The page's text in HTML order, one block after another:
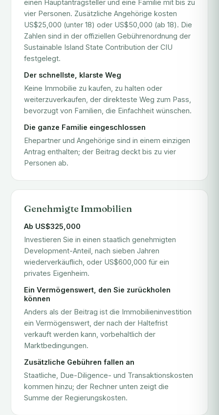
einen Hauptantragsteller und eine Familie mit bis zu
vier Personen. Zusätzliche Angehörige kosten
US$25,000 (unter 18) oder US$50,000 (ab 18). Die
Zahlen sind in der offiziellen Gebührenordnung der
Sustainable Island State Contribution der CIU
festgelegt.
Der schnellste, klarste Weg
Keine Immobilie zu kaufen, zu halten oder
weiterzuverkaufen, der direkteste Weg zum Pass,
bevorzugt von Familien, die Einfachheit wünschen.
Die ganze Familie eingeschlossen
Ehepartner und Angehörige sind in einem einzigen
Antrag enthalten; der Beitrag deckt bis zu vier
Personen ab.
Genehmigte Immobilien
Ab US$325,000
Investieren Sie in einen staatlich genehmigten
Development-Anteil, nach sieben Jahren
wiederverkäuflich, oder US$600,000 für ein
privates Eigenheim.
Ein Vermögenswert, den Sie zurückholen
können
Anders als der Beitrag ist die Immobilieninvestition
ein Vermögenswert, der nach der Haltefrist
verkauft werden kann, vorbehaltlich der
Marktbedingungen.
Zusätzliche Gebühren fallen an
Staatliche, Due-Diligence- und Transaktionskosten
kommen hinzu; der Rechner unten zeigt die
Summe der Regierungskosten.